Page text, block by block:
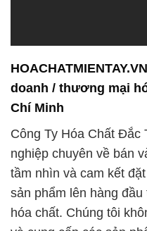
doanh / thương mại
Chí Minh
Công Ty Hóa Chất Đắc
nghiệp chuyên về bán
tầm nhìn và cam kết
sản phẩm lên hàng
hóa chất. Chúng tôi